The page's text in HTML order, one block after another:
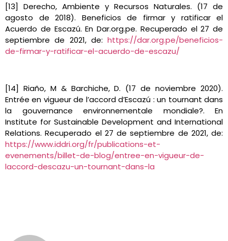
[13] Derecho, Ambiente y Recursos Naturales. (17 de
agosto de 2018). Beneficios de firmar y ratificar el
Acuerdo de Escazú. En Dar.org.pe. Recuperado el 27 de
septiembre de 2021, de: https://dar.org.pe/beneficios-
de-firmar-y-ratificar-el-acuerdo-de-escazu/
[14] Riaño, M & Barchiche, D. (17 de noviembre 2020).
Entrée en vigueur de l’accord d’Escazú : un tournant dans
la gouvernance environnementale mondiale?. En
Institute for Sustainable Development and International
Relations. Recuperado el 27 de septiembre de 2021, de:
https://www.iddri.org/fr/publications-et-
evenements/billet-de-blog/entree-en-vigueur-de-
laccord-descazu-un-tournant-dans-la